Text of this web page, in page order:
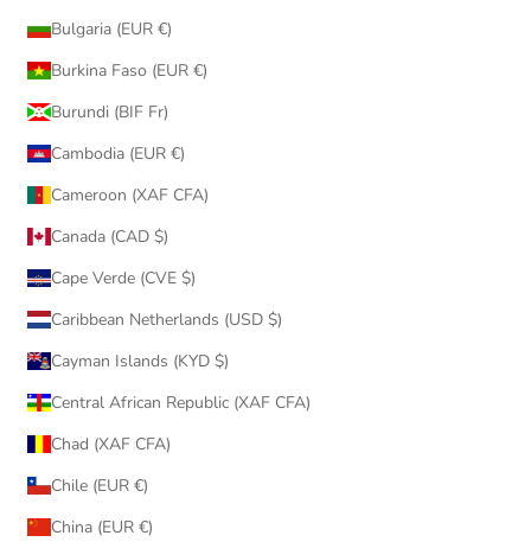
Bulgaria (EUR €)
Burkina Faso (EUR €)
Burundi (BIF Fr)
Cambodia (EUR €)
Cameroon (XAF CFA)
Canada (CAD $)
Cape Verde (CVE $)
Caribbean Netherlands (USD $)
Cayman Islands (KYD $)
Central African Republic (XAF CFA)
Chad (XAF CFA)
Chile (EUR €)
China (EUR €)